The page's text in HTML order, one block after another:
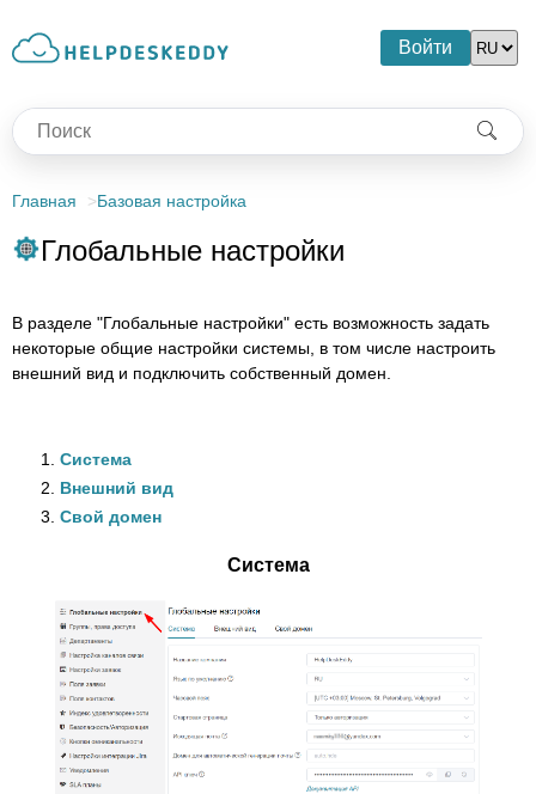
Войти
Главная Базовая настройка
Глобальные настройки
В разделе "Глобальные настройки" есть возможность задать
некоторые общие настройки системы, в том числе настроить
внешний вид и подключить собственный домен.
Система
Внешний вид
Свой домен
Система